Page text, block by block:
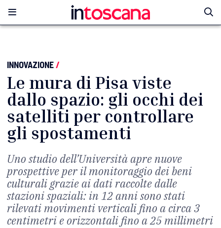
INNOVAZIONE/
Le mura di Pisa viste
dallo spazio: gli occhi dei
satelliti per controllare
gli spostamenti
Uno studio dell’Università apre nuove
prospettive per il monitoraggio dei beni
culturali grazie ai dati raccolte dalle
stazioni spaziali: in 12 anni sono stati
rilevati movimenti verticali fino a circa 3
centimetri e orizzontali fino a 25 millimetri